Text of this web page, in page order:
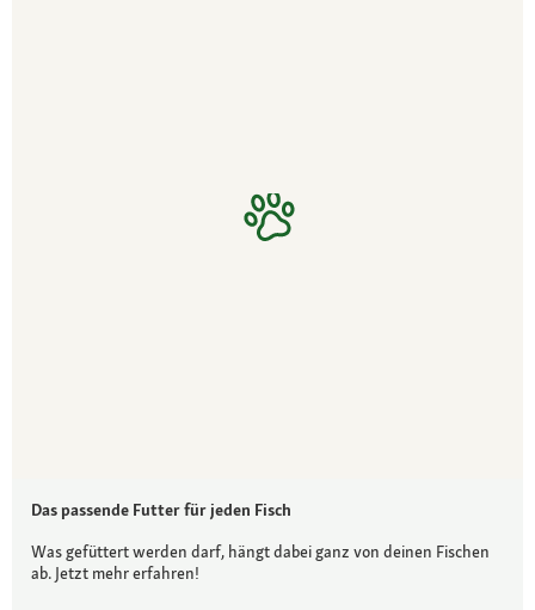
Das passende Futter für jeden Fisch
Was gefüttert werden darf, hängt dabei ganz von deinen Fischen
ab. Jetzt mehr erfahren!